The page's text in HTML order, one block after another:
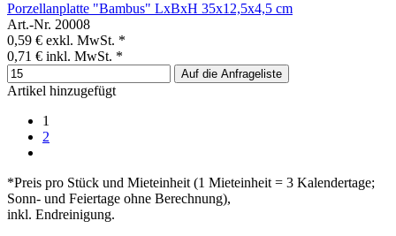
Porzellanplatte "Bambus" LxBxH 35x12,5x4,5 cm
Art.-Nr. 20008
0,59 € exkl. MwSt. *
0,71 € inkl. MwSt. *
Auf die Anfrageliste
Artikel hinzugefügt
1
2
*Preis pro Stück und Mieteinheit (1 Mieteinheit = 3 Kalendertage;
Sonn- und Feiertage ohne Berechnung),
inkl. Endreinigung.